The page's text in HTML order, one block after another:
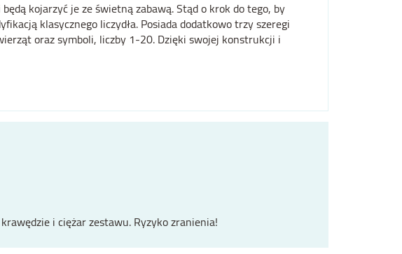
kojarzyć je ze świetną zabawą. Stąd o krok do tego, by
klasycznego liczydła. Posiada dodatkowo trzy szeregi
oraz symboli, liczby 1-20. Dzięki swojej konstrukcji i
i ciężar zestawu. Ryzyko zranienia!